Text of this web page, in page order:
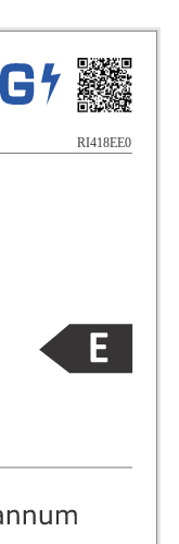
RI418EE0